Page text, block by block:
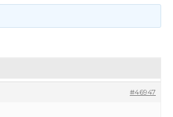
#46947